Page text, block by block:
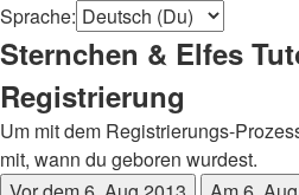
Sprache:
Sternchen & Elfes
Registrierung
Um mit dem Registrierungs-
mit, wann du geboren wurdest.